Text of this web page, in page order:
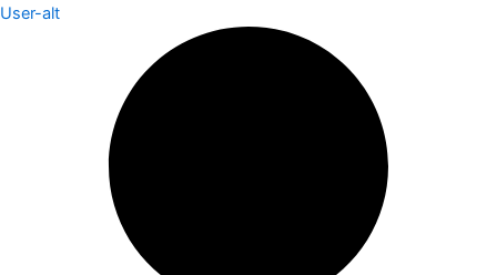
User-alt